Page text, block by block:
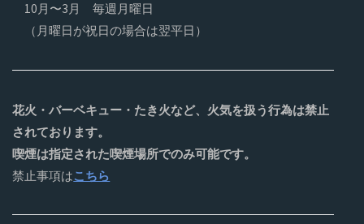
10月〜3月 毎週月曜日
（月曜日が祝日の場合は翌平日）
花火・バーベキュー・たき火など、火気を扱う行為は禁止
されております。
喫煙は指定された喫煙場所でのみ可能です。
禁止事項はこちら